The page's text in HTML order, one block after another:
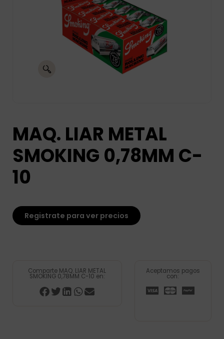
MAQ. LIAR METAL
SMOKING 0,78MM C-
10
Registrate para ver precios
Comparte MAQ. LIAR METAL
SMOKING 0,78MM C-10 en:
Aceptamos pagos
con: